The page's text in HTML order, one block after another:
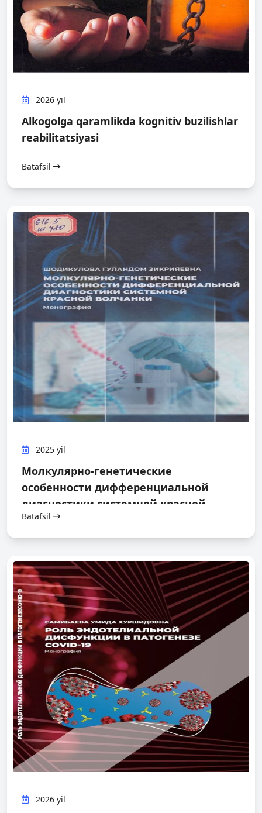
2026 yil
Alkogolga qaramlikda kognitiv buzilishlar
reabilitatsiyasi
Batafsil
2025 yil
Молкулярно-генетические
особенности дифференциальной
диагностики системной красной
волчанки
Batafsil
2026 yil